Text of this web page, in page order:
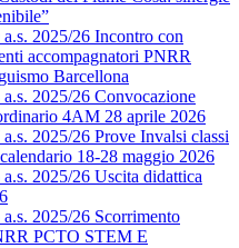
2025/26 Incontro con
accompagnatori PNRR
Barcellona
2025/26 Convocazione
4AM 28 aprile 2026
2025/26 Prove Invalsi classi
18-28 maggio 2026
2025/26 Uscita didattica
2025/26 Scorrimento
PCTO STEM E